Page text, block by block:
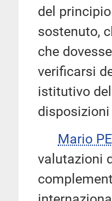
del
sostenuto,
che
verificarsi
istitutivo
Mario
valutazioni